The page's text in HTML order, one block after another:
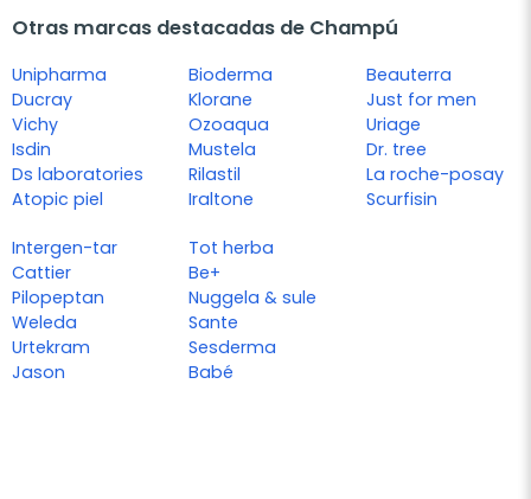
Otras marcas destacadas de Champú
Unipharma
Ducray
Vichy
Isdin
Ds laboratories
Atopic piel
Bioderma
Klorane
Ozoaqua
Mustela
Rilastil
Iraltone
Beauterra
Just for men
Uriage
Dr. tree
La roche-posay
Scurfisin
Intergen-tar
Cattier
Pilopeptan
Weleda
Urtekram
Jason
Tot herba
Be+
Nuggela & sule
Sante
Sesderma
Babé